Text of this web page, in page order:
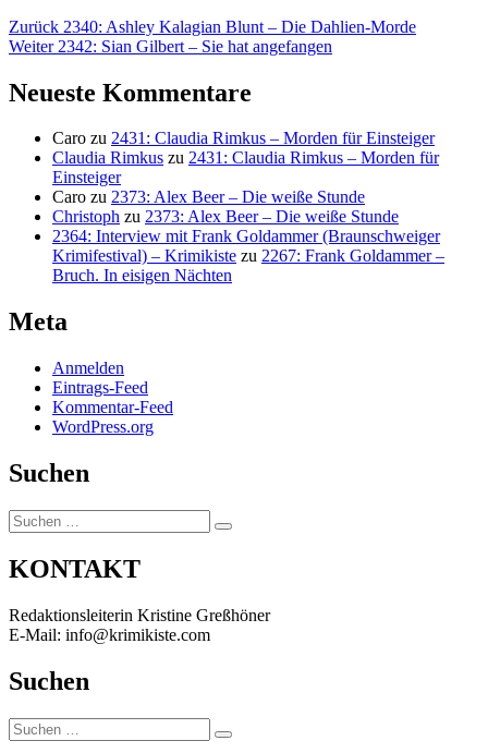
Beitragsnavigation
Zurück Vorheriger
Beitrag:
2340: Ashley Kalagian Blunt – Die Dahlien-Morde
Weiter Nächster
2342: Sian Gilbert – Sie hat angefangen
Neueste Kommentare
Caro zu 2431: Claudia Rimkus – Morden für Einsteiger
Claudia Rimkus zu 2431: Claudia Rimkus – Morden für
Einsteiger
Caro zu 2373: Alex Beer – Die weiße Stunde
Christoph zu 2373: Alex Beer – Die weiße Stunde
2364: Interview mit Frank Goldammer (Braunschweiger
Krimifestival) – Krimikiste zu 2267: Frank Goldammer –
Bruch. In eisigen Nächten
Meta
Anmelden
Eintrags-Feed
Kommentar-Feed
WordPress.org
Suchen
Suchen
nach:
Suchen
KONTAKT
Redaktionsleiterin Kristine Greßhöner
E-Mail: info@krimikiste.com
Suchen
Suchen
nach:
Suchen